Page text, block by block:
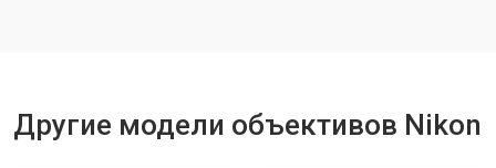
Другие модели объективов Nikon